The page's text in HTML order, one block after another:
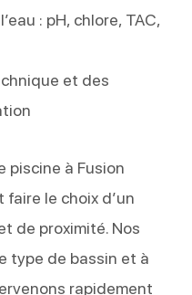
: pH, chlore, TAC,
et des
piscine à Fusion
faire le choix d’un
de proximité. Nos
type de bassin et à
rapidement